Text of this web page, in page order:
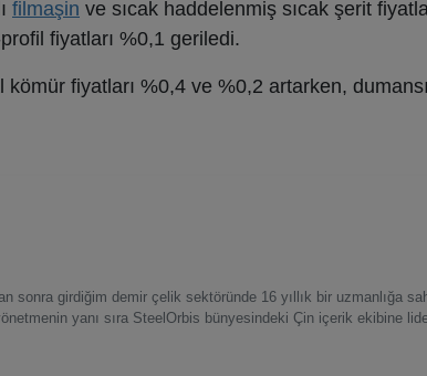
filmaşin ve sıcak haddelenmiş sıcak şerit
fiyatları %0,1 geriledi.
kömür fiyatları %0,4 ve %0,2 artarken,
sonra girdiğim demir çelik sektöründe 16 yıllık bir uzmanlığa
yanı sıra SteelOrbis bünyesindeki Çin içerik ekibine